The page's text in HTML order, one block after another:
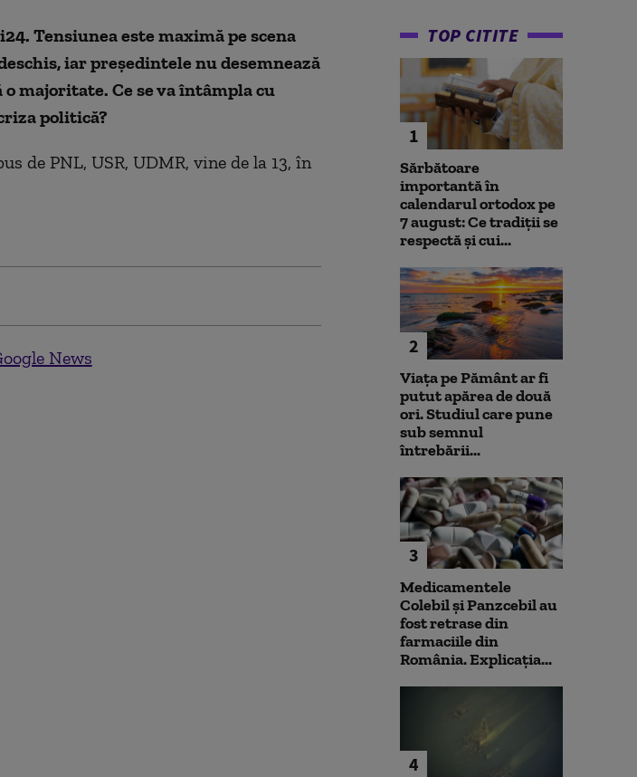
Tensiunea este maximă pe scena
iar președintele nu desemnează
majoritate. Ce se va întâmpla cu
politică?
de PNL, USR, UDMR, vine de la 13, în
News
TOP CITITE
1
Sărbătoare
importantă în
calendarul ortodox pe
7 august: Ce tradiții se
respectă și cui...
2
Viața pe Pământ ar fi
putut apărea de două
ori. Studiul care pune
sub semnul
întrebării...
3
Medicamentele
Colebil și Panzcebil au
fost retrase din
farmaciile din
România. Explicația...
4